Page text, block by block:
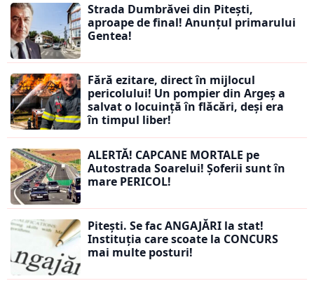
Strada Dumbrăvei din Pitești,
aproape de final! Anunțul primarului
Gentea!
Fără ezitare, direct în mijlocul
pericolului! Un pompier din Argeș a
salvat o locuință în flăcări, deși era
în timpul liber!
ALERTĂ! CAPCANE MORTALE pe
Autostrada Soarelui! Șoferii sunt în
mare PERICOL!
Pitești. Se fac ANGAJĂRI la stat!
Instituția care scoate la CONCURS
mai multe posturi!